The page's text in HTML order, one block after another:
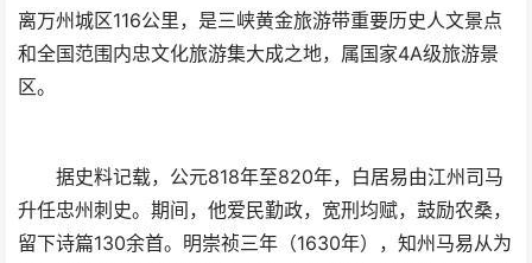
离万州城区116公里，是三峡黄金旅游带重要历史人文景点
和全国范围内忠文化旅游集大成之地，属国家4A级旅游景
区。
据史料记载，公元818年至820年，白居易由江州司马
升任忠州刺史。期间，他爱民勤政，宽刑均赋，鼓励农桑，
留下诗篇130余首。明崇祯三年（1630年），知州马易从为